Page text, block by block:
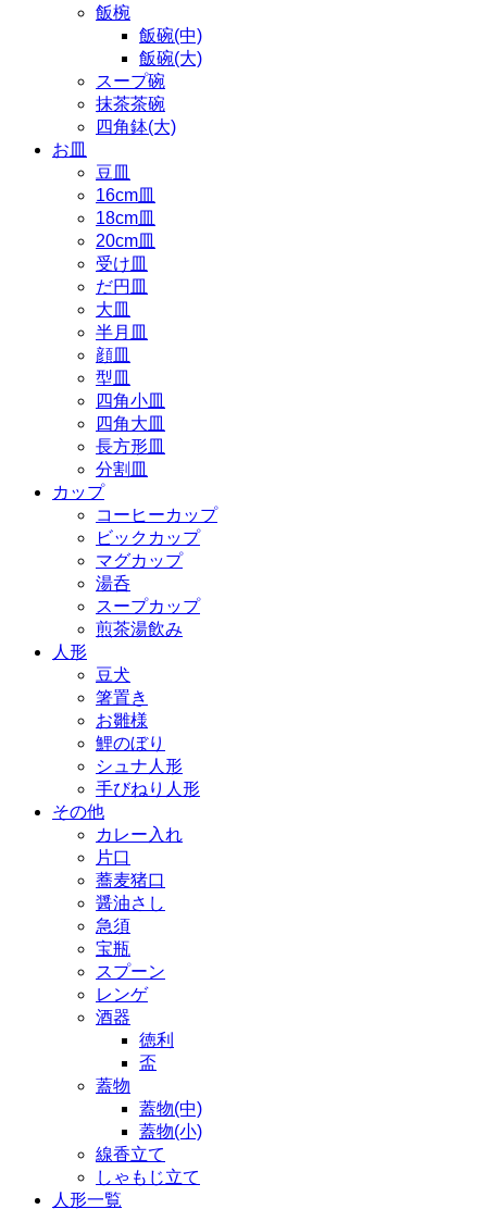
飯椀
飯碗(中)
飯碗(大)
スープ碗
抹茶茶碗
四角鉢(大)
お皿
豆皿
16cm皿
18cm皿
20cm皿
受け皿
だ円皿
大皿
半月皿
顔皿
型皿
四角小皿
四角大皿
長方形皿
分割皿
カップ
コーヒーカップ
ビックカップ
マグカップ
湯呑
スープカップ
煎茶湯飲み
人形
豆犬
箸置き
お雛様
鯉のぼり
シュナ人形
手びねり人形
その他
カレー入れ
片口
蕎麦猪口
醤油さし
急須
宝瓶
スプーン
レンゲ
酒器
徳利
盃
蓋物
蓋物(中)
蓋物(小)
線香立て
しゃもじ立て
人形一覧